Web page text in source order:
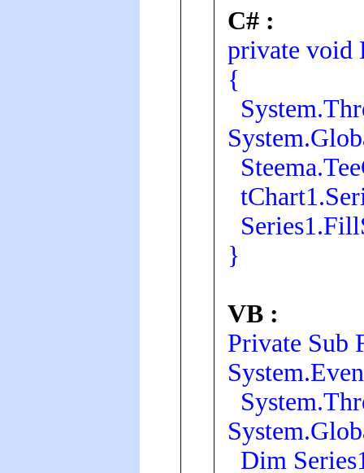
C# :
private void
{
}
VB :
Private Sub
Dim